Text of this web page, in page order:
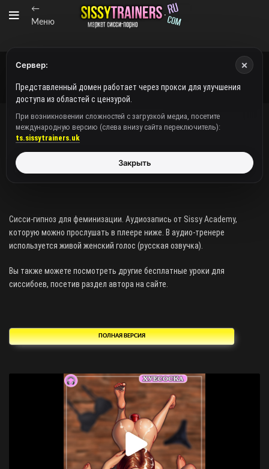
←
Меню
[Аудиогипноз] Демо-отрывок: Хуесоска
Сисси-гипноз для феминизации. Аудиозапись от Sissy Academy,
которую можно прослушать в плеере ниже. В аудио-тренере
используется живой женский голос (русская озвучка).
Вы также можете посмотреть другие бесплатные уроки для
сиссибоев, посетив раздел автора на сайте.
ПОЛНАЯ ВЕРСИЯ
Сервер: ×
Представленный домен работает через прокси для улучшения
доступа из областей с цензурой.
При возникновении сложностей с загрузкой медиа, посетите
международную версию (слева внизу сайта переключитель):
ts.sissytrainers.uk
Закрыть